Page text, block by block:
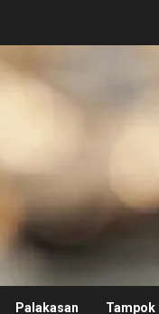
Palakasan Tampok